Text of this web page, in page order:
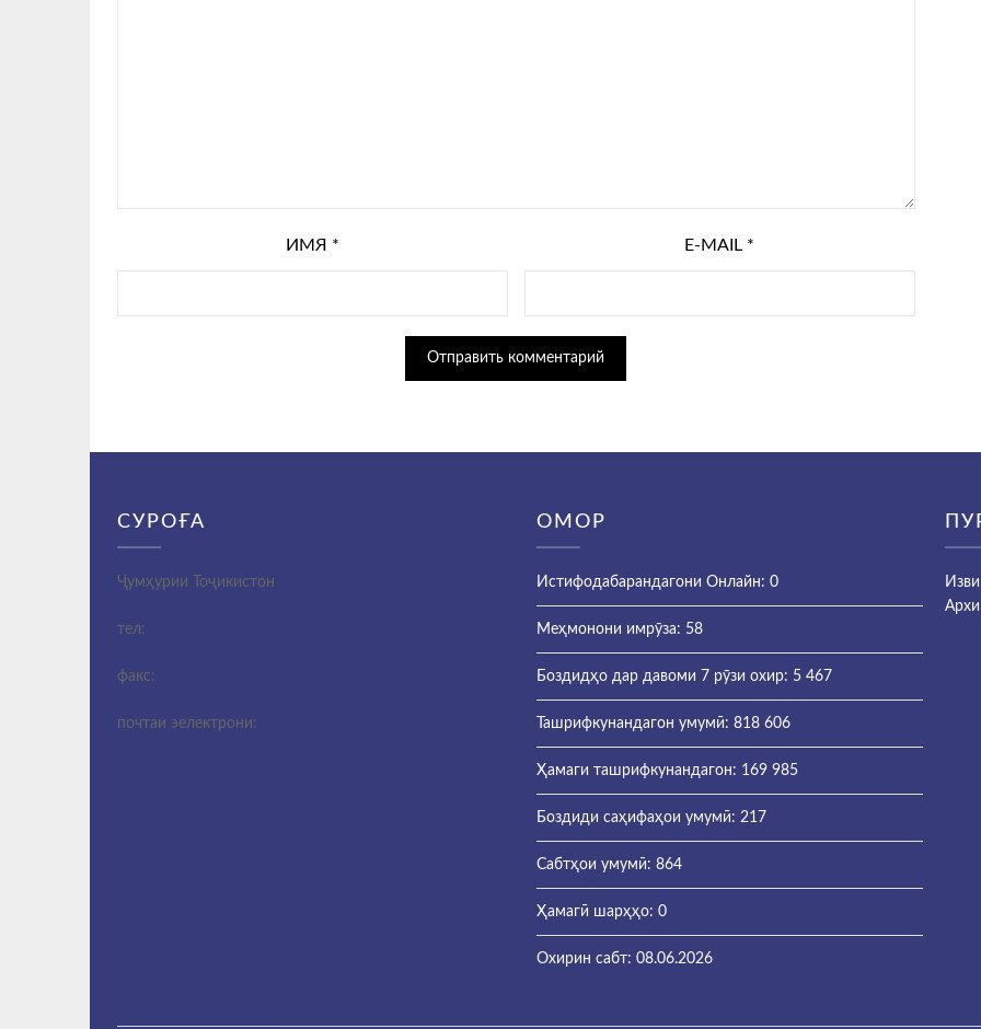
ИМЯ * E-MAIL *
СУРОҒА
Ҷумҳурии Тоҷикистон
тел:
факс:
почтаи эелектрони:
ОМОР
Истифодабарандагони Онлайн: 0
Меҳмонони имрӯза: 58
Боздидҳо дар давоми 7 рӯзи охир: 5 467
Ташрифкунандагон умумӣ: 818 606
Ҳамаги ташрифкунандагон: 169 985
Боздиди саҳифаҳои умумӣ: 217
Сабтҳои умумӣ: 864
Ҳамагӣ шарҳҳо: 0
Охирин сабт: 08.06.2026